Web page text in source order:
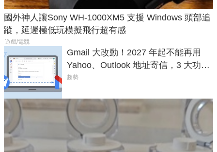
國外神人讓Sony WH-1000XM5 支援 Windows 頭部追
蹤，延遲極低玩模擬飛行超有感
遊戲/電競
Gmail 大改動！2027 年起不能再用
Yahoo、Outlook 地址寄信，3 大功能
將停用
趨勢